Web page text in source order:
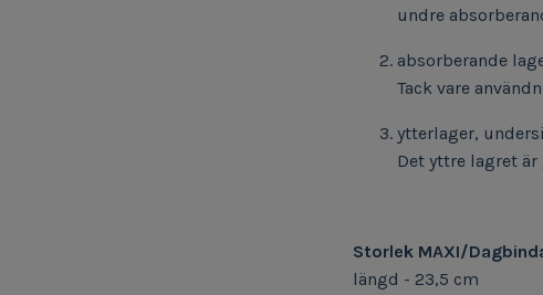
undre
absorberande
Tack vare
ytterlager,
Det yttre lagret
Storlek MAXI/
längd - 23,5 cm